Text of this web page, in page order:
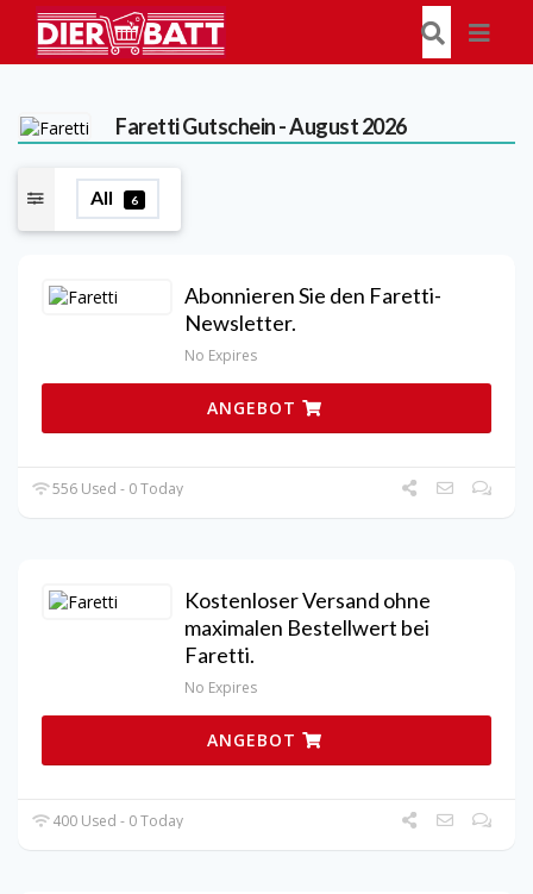
FarettiGutschein - August 2026
All 6
Abonnieren Sie den Faretti-
Newsletter.
No Expires
ANGEBOT
556 Used - 0 Today
Kostenloser Versand ohne
maximalen Bestellwert bei
Faretti.
No Expires
ANGEBOT
400 Used - 0 Today